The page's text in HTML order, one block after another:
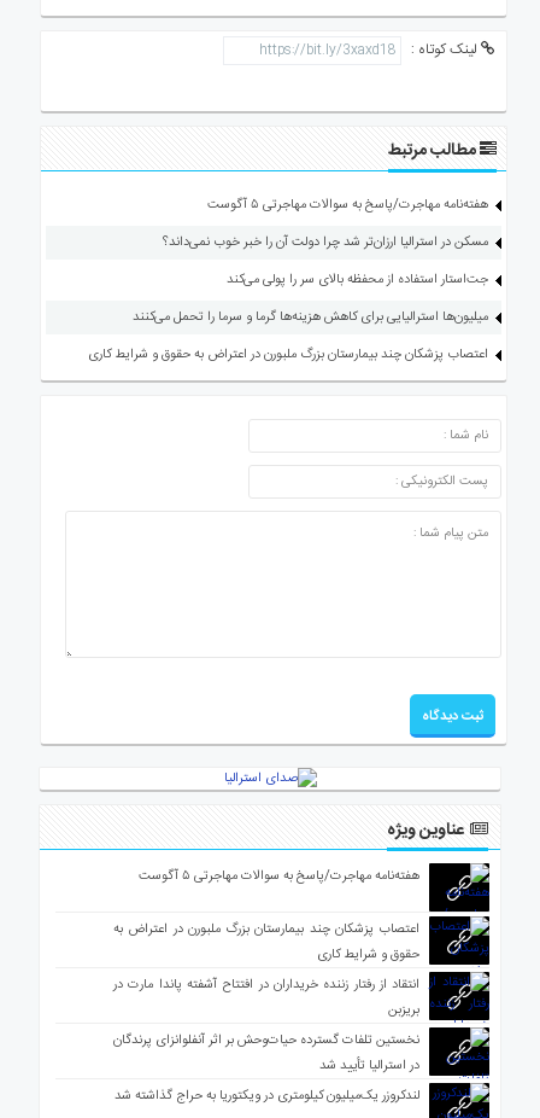
لینک کوتاه :
مطالب مرتبط
هفته‌نامه مهاجرت/پاسخ به سوالات مهاجرتی ۵ آگوست
مسکن در استرالیا ارزان‌تر شد چرا دولت آن را خبر خوب نمی‌داند؟
جت‌استار استفاده از محفظه بالای سر را پولی می‌کند
میلیون‌ها استرالیایی برای کاهش هزینه‌ها گرما و سرما را تحمل می‌کنند
اعتصاب پزشکان چند بیمارستان بزرگ ملبورن در اعتراض به حقوق و شرایط کاری
ارسال دیدگاه
عناوین ویژه
هفته‌نامه مهاجرت/پاسخ به سوالات مهاجرتی ۵ آگوست
اعتصاب پزشکان چند بیمارستان بزرگ ملبورن در اعتراض به
حقوق و شرایط کاری
انتقاد از رفتار زننده خریداران در افتتاح آشفته پاندا مارت در
بریزبن
نخستین تلفات گسترده حیات‌وحش بر اثر آنفلوانزای پرندگان
در استرالیا تأیید شد
لندکروزر یک‌میلیون کیلومتری در ویکتوریا به حراج گذاشته شد